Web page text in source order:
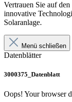
Vertrauen Sie auf den
innovative
Solaranlage.
Menü schließen
Datenblätter
3000375_Datenblatt
Oops! Your browser